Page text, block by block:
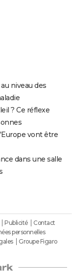
niveau des
? Ce réflexe
vont être
dans une salle
Publicité
Contact
personnelles
Groupe Figaro